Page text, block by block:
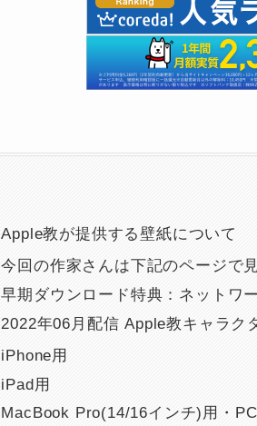
Apple教が提供する壁紙について
今回の作家さんは下記のページで
早期ダウンロード特典：ネットワ
2022年06月配信 Apple教キャラク
iPhone用
iPad用
MacBook Pro(14/16インチ)用・